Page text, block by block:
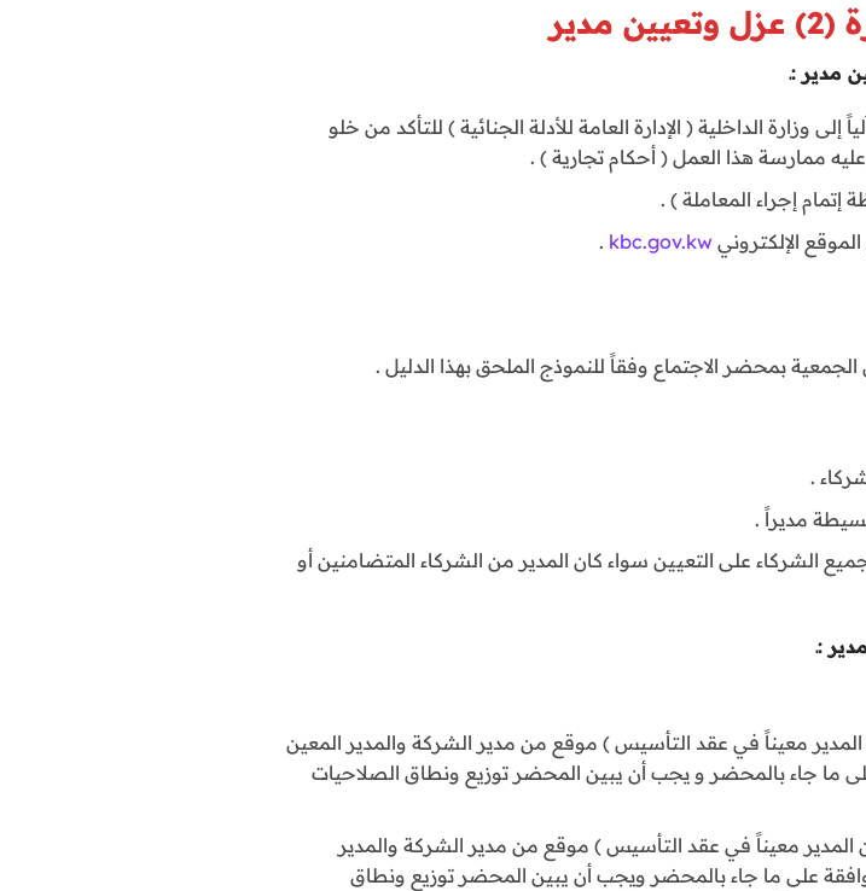
مدير
مدير :ـ
وزارة الداخلية ( الإدارة العامة للأدلة الجنائية ) للتأكد من خلو
ممارسة هذا العمل ( أحكام تجارية ) .
إتمام إجراء المعاملة ) .
الإلكتروني kbc.gov.kw
.
بمحضر الاجتماع وفقاً للنموذج الملحق بهذا الدليل .
.
مديراً .
الشركاء على التعيين سواء كان المدير من الشركاء المتضامنين أو
:ـ
معيناً في عقد التأسيس ) موقع من مدير الشركة والمدير المعين
على ما جاء بالمحضر و يجب أن يبين المحضر توزيع ونطاق الصلاحيات
المدير معيناً في عقد التأسيس ) موقع من مدير الشركة والمدير
على ما جاء بالمحضر ويجب أن يبين المحضر توزيع ونطاق